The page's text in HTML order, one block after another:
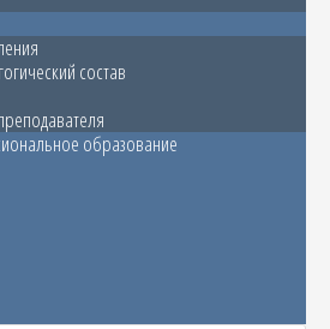
состав
образование